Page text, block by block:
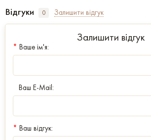
Відгуки 0 Залишити відгук
Залишити відгук
* Ваше ім'я:
Ваш E-Mail:
* Ваш відгук: